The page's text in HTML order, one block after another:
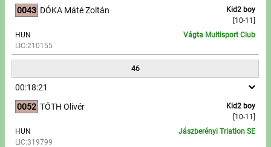
0043
Kid2 boy
[10-11]
DÓKA Máté Zoltán
HUN
LIC:210155
Vágta Multisport Club
46
00:18:21
0052
Kid2 boy
[10-11]
TÓTH Olivér
HUN
LIC:319799
Jászberényi Triatlon SE